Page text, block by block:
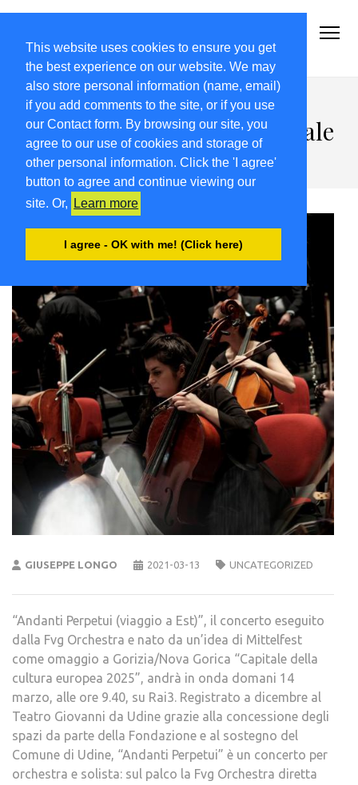
This website uses cookies to ensure you get
the best experience on our website. We may
also store personal information (name, email)
if you add comments to the site, or if you use
our Contact form. By browsing our site, you
agree to our use of cookies and storage of
other personal information. Click the 'I agree'
button to agree and continue viewing our
site. Or,
Learn more
I agree - OK with me! (Click here)
#Cultura #Turismo #Eventi #Territorio-FVG
La musica di Mittelfest per
Gorizia/Nova Gorica “Capitale
europea della cultura”
GIUSEPPE LONGO 2021-03-13 UNCATEGORIZED
“Andanti Perpetui (viaggio a Est)”, il concerto eseguito
dalla Fvg Orchestra e nato da un’idea di Mittelfest
come omaggio a Gorizia/Nova Gorica “Capitale della
cultura europea 2025”, andrà in onda domani 14
marzo, alle ore 9.40, su Rai3. Registrato a dicembre al
Teatro Giovanni da Udine grazie alla concessione degli
spazi da parte della Fondazione e al sostegno del
Comune di Udine, “Andanti Perpetui” è un concerto per
orchestra e solista: sul palco la Fvg Orchestra diretta